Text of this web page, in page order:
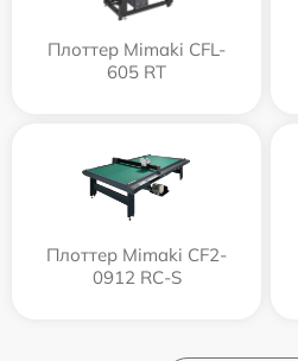
Плоттер Mimaki CFL-
605 RT
Плоттер Mimaki CF2-
0912 RC-S